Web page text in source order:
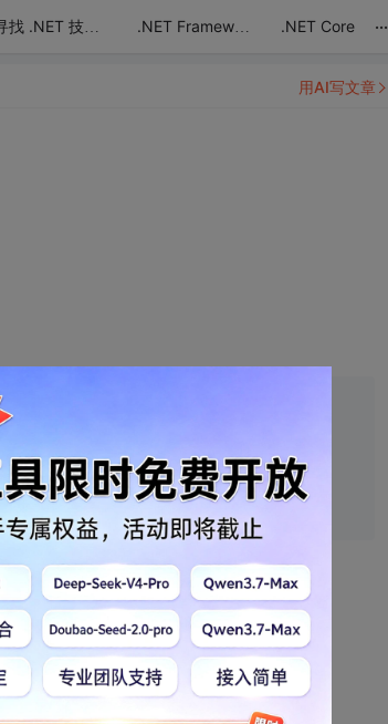
寻找 .NET 技术达人 .NET Framework .NET Core ...
by _id asc
不支持存储过程。。。谢谢大家了。
用AI写文章